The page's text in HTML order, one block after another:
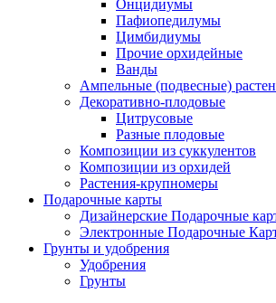
Онцидиумы
Пафиопедилумы
Цимбидиумы
Прочие орхидейные
Ванды
Ампельные (подвесные)
Декоративно-плодовые
Цитрусовые
Разные плодовые
Композиции из суккулентов
Композиции из орхидей
Растения-крупномеры
Подарочные карты
Дизайнерские Подарочные
Электронные Подарочные
Грунты и удобрения
Удобрения
Грунты